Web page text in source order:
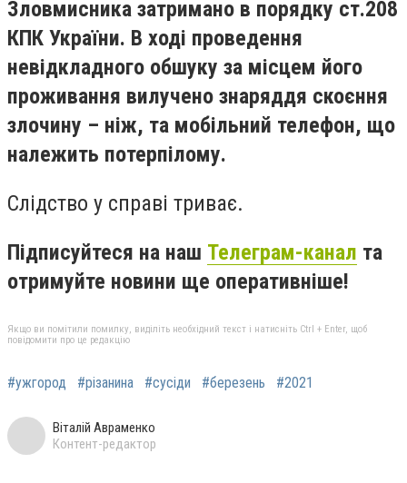
Зловмисника затримано в порядку ст.208
КПК України. В ході проведення
невідкладного обшуку за місцем його
проживання вилучено знаряддя скоєння
злочину – ніж, та мобільний телефон, що
належить потерпілому.
Слідство у справі триває.
Підписуйтеся на наш Телеграм-канал та
отримуйте новини ще оперативніше!
Якщо ви помітили помилку, виділіть необхідний текст і натисніть Ctrl + Enter, щоб
повідомити про це редакцію
#ужгород #різанина #сусіди #березень #2021
Віталій Авраменко
Контент-редактор